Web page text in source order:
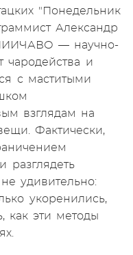
"Понедельник
Александр
— научно-
чародейства и
с маститыми
взглядам на
Фактически,
разглядеть
удивительно:
укоренились,
как эти методы